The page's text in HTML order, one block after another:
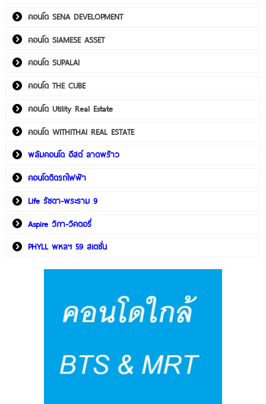
คอนโด SENA DEVELOPMENT
คอนโด SIAMESE ASSET
คอนโด SUPALAI
คอนโด THE CUBE
คอนโด Utility Real Estate
คอนโด WITHITHAI REAL ESTATE
พลัมคอนโด อีสต์ ลาดพร้าว
คอนโดติดรถไฟฟ้า
Life รัชดา-พระราม 9
Aspire วิภา-วิคตอรี่
PHYLL พหลฯ 59 สเตชั่น